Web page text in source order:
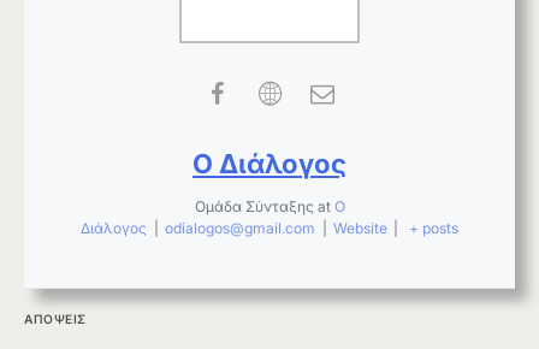
Ο Διάλογος
Ομάδα Σύνταξης at Ο
Διάλογος
odialogos@gmail.com Website + posts
ΑΠΟΨΕΙΣ